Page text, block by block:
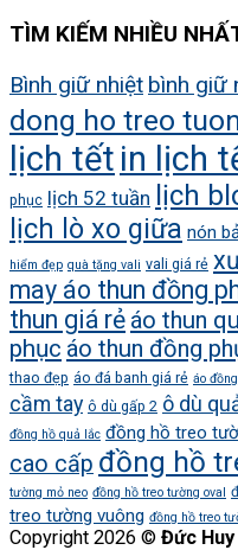
TÌM KIẾM NHIỀU
Bình giữ nhiệt bình giữ
dong ho treo
lịch tết in lịch
phục lịch 52 tuần lịch
lịch lò xo giữa nón
hiểm đẹp quà tặng vali vali giá rẻ
may áo thun đồng
thun giá rẻ áo thun
phục áo thun đồng
thao đẹp áo đá banh giá rẻ áo
cầm tay ô dù gấp 2 ô dù
đồng hồ quả lắc đồng hồ treo
cao cấp đồng hồ
tường mỏ neo đồng hồ treo tường oval
treo tường vuông đồng hồ treo
Copyright 2026 © Đức